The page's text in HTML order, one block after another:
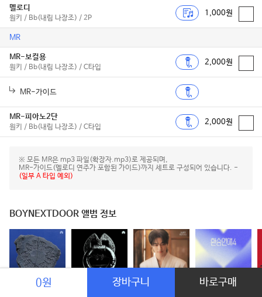
멜로디
원키 / Bb(내림 나장조) / 2P
1,000원
MR
MR-보컬용
원키 / Bb(내림 나장조) / C타입
2,000원
MR-가이드
MR-피아노2단
원키 / Bb(내림 나장조) / C타입
2,000원
※ 모든 MR은 mp3 파일(확장자.mp3)로 제공되며,
MR-가이드(멜로디 연주가 포함된 가이드)까지 세트로 구성되어 있습니다. -
(일부 A 타입 예외)
BOYNEXTDOOR 앨범 정보
0원 장바구니 바로구매